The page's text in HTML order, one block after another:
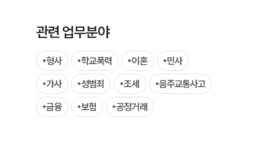
대륜의 강점
오시는 길
글로벌 파트너 로펌
고객의 소리
관련 업무분야
형사 학교폭력 이혼
민사
가사
성범죄 조세
음주교통사고
금융
보험 공정거래